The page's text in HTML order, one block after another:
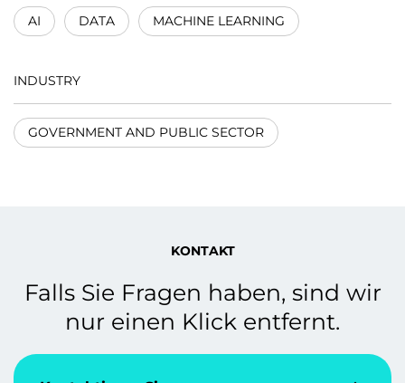
AI DATA MACHINE LEARNING
INDUSTRY
GOVERNMENT AND PUBLIC SECTOR
KONTAKT
Falls Sie Fragen haben, sind wir
nur einen Klick entfernt.